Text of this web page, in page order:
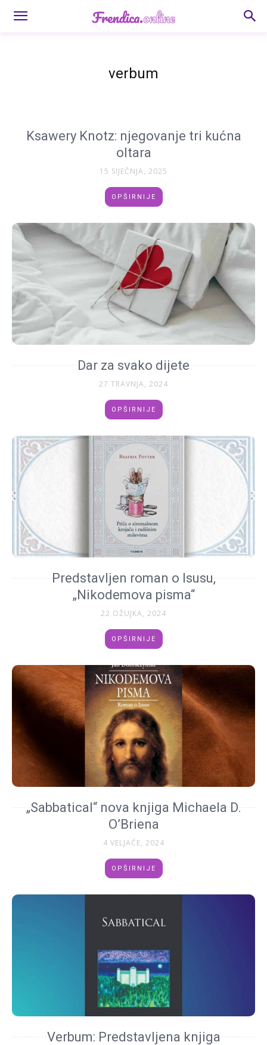
verbum
Ksawery Knotz: njegovanje tri kućna
oltara
15 SIJEČNJA, 2025
OPŠIRNIJE
Dar za svako dijete
27 TRAVNJA, 2024
OPŠIRNIJE
Predstavljen roman o Isusu,
„Nikodemova pisma“
22 OŽUJKA, 2024
OPŠIRNIJE
„Sabbatical“ nova knjiga Michaela D.
O’Briena
4 VELJAČE, 2024
OPŠIRNIJE
Verbum: Predstavljena knjiga